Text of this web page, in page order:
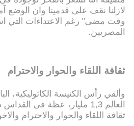
لازلنا نقف على قدمينا وان الوضع
وقت مضى" رغم الاعتداءات التي
المصريين.
ثقافة اللقاء والحوار والاحترام
وألقي رأس الكنيسة الكاثوليكية،
العالم 1,3 مليار، عظة في
ثقافة اللقاء والحوار والاحترام